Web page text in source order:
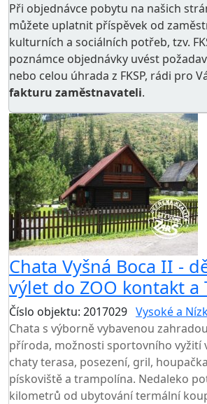
Při objednávce pobytu na našich
můžete uplatnit příspěvek od
kulturních a sociálních potřeb, tzv.
poznámce objednávky uvést
nebo celou úhrada z FKSP, rádi pro
fakturu zaměstnavateli.
Chata Vyšná Boca II -
výlet do ZOO kontakt a
Číslo objektu: 2017029 Vysoké a
Chata s výborně vybavenou
příroda, možnosti sportovního vyžití
chaty terasa, posezení, gril,
pískoviště a trampolína. Nedaleko
kilometrů od ubytování termální